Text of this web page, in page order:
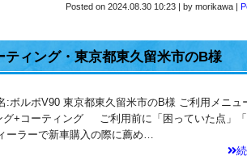
Posted on 2024.08.30 10:23| by morikawa|
ィング・東京都東久留米市のB様
:ボルボV90 東京都東久留米市のB様 ご利用メニュ
グ+コーティング ご利用前に「困っていた点」
ーラーで新車購入の際に薦め…